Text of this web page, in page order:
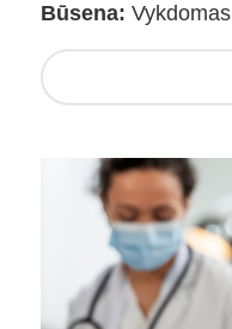
Būsena: Vykdomas